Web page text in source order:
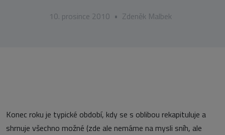
10. prosince 2010 • Zdeněk Malbek
Konec roku je typické období, kdy se s oblibou rekapituluje a
shrnuje všechno možné (zde ale nemáme na mysli sníh, ale